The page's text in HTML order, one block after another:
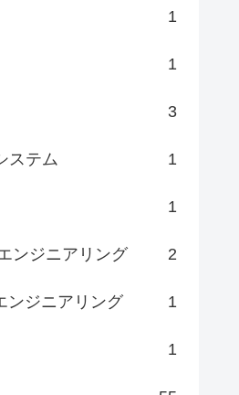
1
1
3
ステム 1
1
ンジニアリング 2
ンジニアリング 1
1